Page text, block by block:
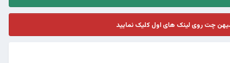
چت روی لینک های اول کلیک نمایید